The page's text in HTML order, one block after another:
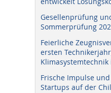
Gesellenprüfung
Sommerprüfung
Feierliche
ersten
Klimasystemtechnik
Frische Impulse
Startups auf der